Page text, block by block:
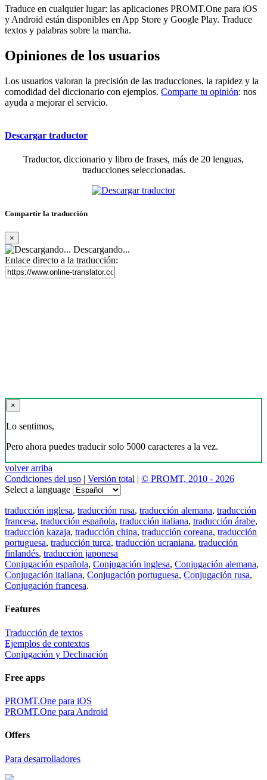
Traduce en cualquier lugar: las aplicaciones PROMT.One para iOS
y Android están disponibles en App Store y Google Play. Traduce
textos y palabras sobre la marcha.
Opiniones de los usuarios
Los usuarios valoran la precisión de las traducciones, la rapidez y la
comodidad del diccionario con ejemplos. Comparte tu opinión: nos
ayuda a mejorar el servicio.
Descargar traductor
Traductor, diccionario y libro de frases, más de 20 lenguas,
traducciones seleccionadas.
Compartir la traducción
×